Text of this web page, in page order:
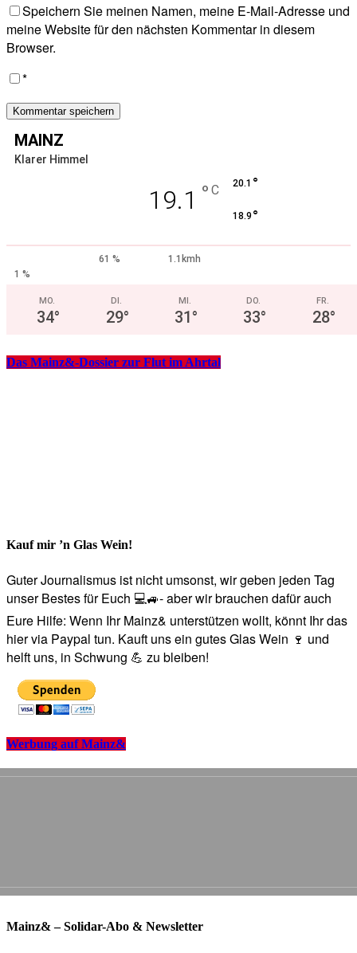
Speichern Sie meinen Namen, meine E-Mail-Adresse und
meine Website für den nächsten Kommentar in diesem
Browser.
*
MAINZ
Klarer Himmel
19.1 ° C 20.1 °
18.9 °
61 %
1.1kmh
1 %
MO.
34°
DI.
29°
MI.
31°
DO.
33°
FR.
28°
Das Mainz&-Dossier zur Flut im Ahrtal
Kauf mir ’n Glas Wein!
Guter Journalismus ist nicht umsonst, wir geben jeden Tag
unser Bestes für Euch 💻🚙- aber wir brauchen dafür auch
Eure Hilfe: Wenn Ihr Mainz& unterstützen wollt, könnt Ihr das
hier via Paypal tun. Kauft uns ein gutes Glas Wein 🍷 und
helft uns, in Schwung 💪 zu bleiben!
Werbung auf Mainz&
Mainz& – Solidar-Abo & Newsletter